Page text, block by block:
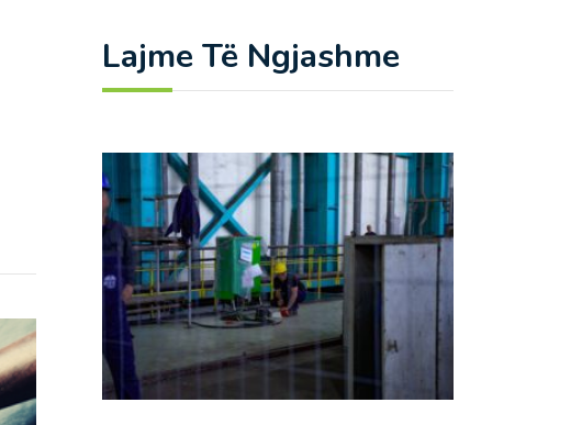
Lajme Të Ngjashme